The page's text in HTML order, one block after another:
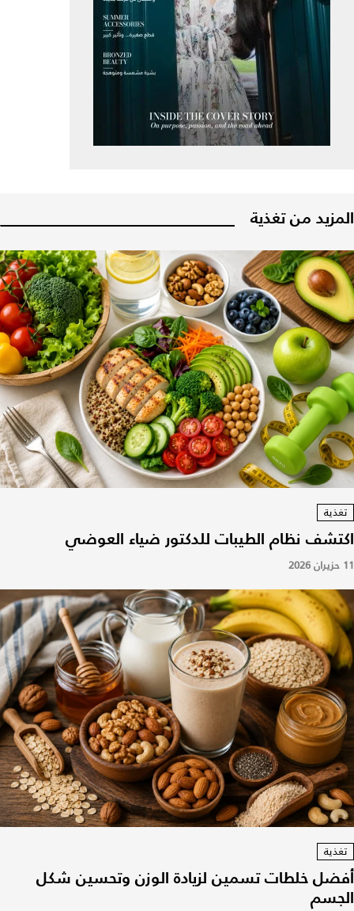
المزيد من تغذية
تغذية
اكتشف نظام الطيبات للدكتور ضياء العوضي
11 حزيران 2026
تغذية
أفضل خلطات تسمين لزيادة الوزن وتحسين شكل
الجسم